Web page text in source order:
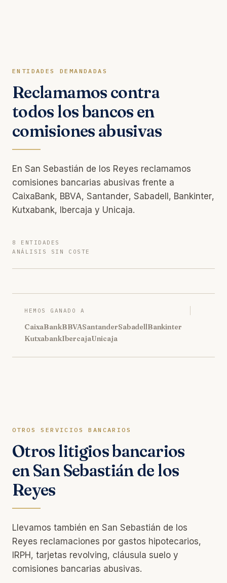
ENTIDADES DEMANDADAS
Reclamamos contra
todos los bancos en
comisiones abusivas
En San Sebastián de los Reyes reclamamos
comisiones bancarias abusivas frente a
CaixaBank, BBVA, Santander, Sabadell, Bankinter,
Kutxabank, Ibercaja y Unicaja.
8 ENTIDADES
ANÁLISIS SIN COSTE
HEMOS GANADO A
CaixaBankBBVASantanderSabadellBankinter
KutxabankIbercajaUnicaja
OTROS SERVICIOS BANCARIOS
Otros litigios bancarios
en San Sebastián de los
Reyes
Llevamos también en San Sebastián de los
Reyes reclamaciones por gastos hipotecarios,
IRPH, tarjetas revolving, cláusula suelo y
comisiones bancarias abusivas.